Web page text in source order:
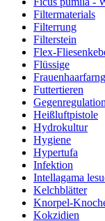
Filtermaterials
Filterrung
Filterstein
Flex-
Flüssige
Futtertieren
Heißluftpistole
Hydrokultur
Hygiene
Hypertufa
Infektion
Intellagama
Kelchblätter
Knorpel-
Kokzidien